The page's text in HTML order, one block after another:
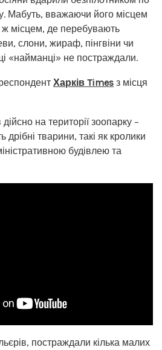
Мабуть, вважаючи його місцем
місцем, де перебувають
слони, жираф, пінгвіни чи
«найманці» не постраждали.
Харків Times з місця
на території зоопарку –
дрібні тварини, такі як кролики
будівлею та
постраждали кілька малих